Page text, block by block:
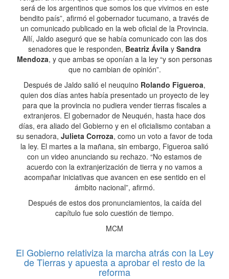
será de los argentinos que somos los que vivimos en este
bendito país”, afirmó el gobernador tucumano, a través de
un comunicado publicado en la web oficial de la Provincia.
Allí, Jaldo aseguró que se había comunicado con las dos
senadores que le responden, Beatriz Ávila y Sandra
Mendoza, y que ambas se oponían a la ley “y son personas
que no cambian de opinión”.
Después de Jaldo salió el neuquino Rolando Figueroa,
quien dos días antes había presentado un proyecto de ley
para que la provincia no pudiera vender tierras fiscales a
extranjeros. El gobernador de Neuquén, hasta hace dos
días, era aliado del Gobierno y en el oficialismo contaban a
su senadora, Julieta Corroza, como un voto a favor de toda
la ley. El martes a la mañana, sin embargo, Figueroa salió
con un video anunciando su rechazo. “No estamos de
acuerdo con la extranjerización de tierra y no vamos a
acompañar iniciativas que avancen en ese sentido en el
ámbito nacional”, afirmó.
Después de estos dos pronunciamientos, la caída del
capítulo fue solo cuestión de tiempo.
MCM
El Gobierno relativiza la marcha atrás con la Ley
de Tierras y apuesta a aprobar el resto de la
reforma